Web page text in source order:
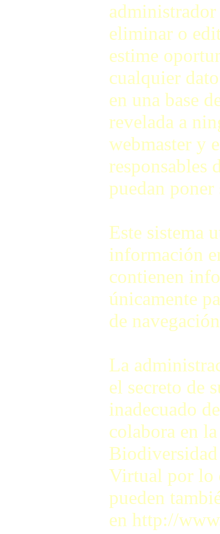
administrador
eliminar o
estime
cualquier
en una base
revelada a
webmaster y
responsables
puedan
Este sistema
información
contienen
únicamente
de
La
el secreto de
inadecuado
colabora en
Virtual por lo
pueden
en http://